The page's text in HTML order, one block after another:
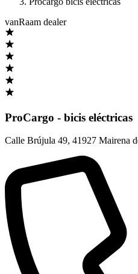
vanRaam dealer
ProCargo - bicis eléctricas
Calle Brújula 49, 41927 Mairena